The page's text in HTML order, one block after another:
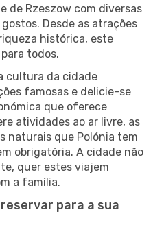
de Rzeszow com diversas
Desde as atrações
histórica, este
todos.
cultura da cidade
famosas e delicie-se
que oferece
atividades ao ar livre, as
naturais que Polónia tem
obrigatória. A cidade não
quer estes viajem
a família.
para a sua